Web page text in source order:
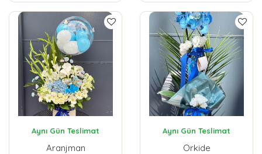
Aynı Gün Teslimat
Aranjman
Aynı Gün Teslimat
Orkide